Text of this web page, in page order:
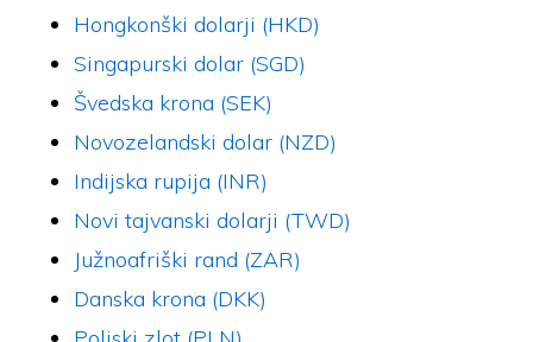
Hongkonški dolarji (HKD)
Singapurski dolar (SGD)
Švedska krona (SEK)
Novozelandski dolar (NZD)
Indijska rupija (INR)
Novi tajvanski dolarji (TWD)
Južnoafriški rand (ZAR)
Danska krona (DKK)